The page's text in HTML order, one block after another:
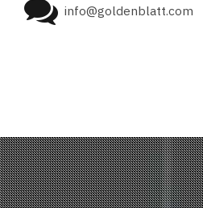
info@goldenblatt.com